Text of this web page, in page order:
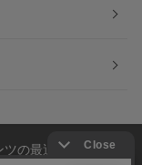
の最適な提供、ト